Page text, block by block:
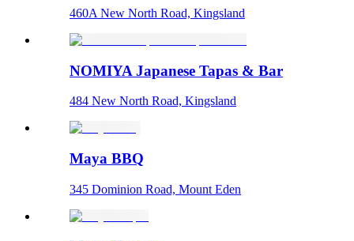
460A New North Road, Kingsland
NOMIYA Japanese Tapas & Bar
484 New North Road, Kingsland
Maya BBQ
345 Dominion Road, Mount Eden